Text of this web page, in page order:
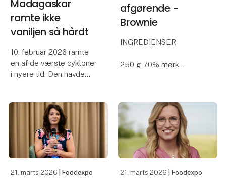
Madagaskar
ramte ikke
vaniljen så hårdt
10. februar 2026 ramte
en af de værste cykloner
i nyere tid. Den havde
men også fordi den
ramte spot on på
Toamasina, en af
Madagaskars største
afgørende -
Brownie
INGREDIENSER
250 g 70% mørk
4 æg str. XL
225 g hvedemel
3 dl valnøddekerner,
grovhakkede
21. marts 2026 | Foodexpo 21. marts 2026 | Foodexpo